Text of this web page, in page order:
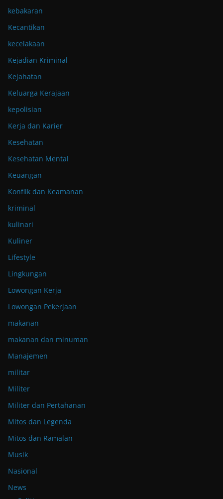
kebakaran
Kecantikan
kecelakaan
Kejadian Kriminal
Kejahatan
Keluarga Kerajaan
kepolisian
Kerja dan Karier
Kesehatan
Kesehatan Mental
Keuangan
Konflik dan Keamanan
kriminal
kulinari
Kuliner
Lifestyle
Lingkungan
Lowongan Kerja
Lowongan Pekerjaan
makanan
makanan dan minuman
Manajemen
militar
Militer
Militer dan Pertahanan
Mitos dan Legenda
Mitos dan Ramalan
Musik
Nasional
News